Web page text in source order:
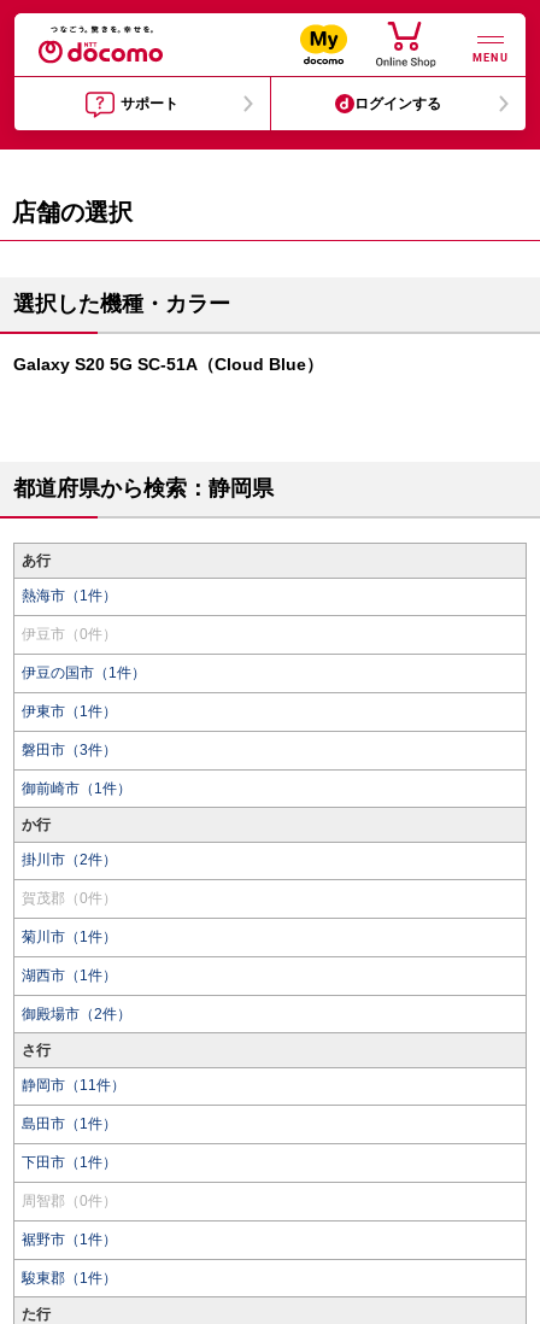
MENU
サポート ログインする
店舗の選択
選択した機種・カラー
Galaxy S20 5G SC-51A（Cloud Blue）
都道府県から検索：静岡県
あ行
熱海市（1件）
伊豆市（0件）
伊豆の国市（1件）
伊東市（1件）
磐田市（3件）
御前崎市（1件）
か行
掛川市（2件）
賀茂郡（0件）
菊川市（1件）
湖西市（1件）
御殿場市（2件）
さ行
静岡市（11件）
島田市（1件）
下田市（1件）
周智郡（0件）
裾野市（1件）
駿東郡（1件）
た行